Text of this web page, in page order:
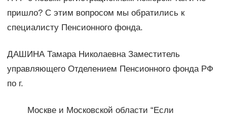
пришло? С этим вопросом мы обратились к
специалисту Пенсионного фонда.
ДАШИНА Тамара Николаевна Заместитель
управляющего Отделением Пенсионного фонда РФ
по г.
Москве и Московской области “Если